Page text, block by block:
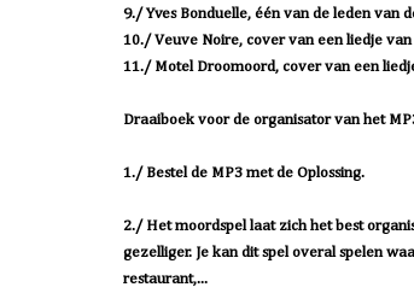
9./ Yves Bonduelle, één van de leden van
10./ Veuve Noire, cover van een liedje
11./ Motel Droomoord, cover van een
Draaiboek voor de organisator van het
1./ Bestel de MP3 met de Oplossing.
2./ Het moordspel laat zich het best
gezelliger. Je kan dit spel overal spelen
restaurant,...